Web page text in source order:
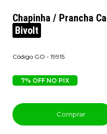
Chapinha / Prancha
Bivolt
GO - 19915
7% OFF NO PIX
Comprar